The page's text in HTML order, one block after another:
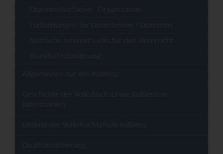
Dozentenleitfaden - Organisation
Fortbildungen für Dozentinnen / Dozenten
Nützliche Internet-Links für den Unterricht
Brandschutzordnung
Allgemeines zur vhs-Koblenz
Geschichte der Volkshochschule Koblenz in
Jahreszahlen
Leitbild der Volkshochschule Koblenz
Qualitätssicherung